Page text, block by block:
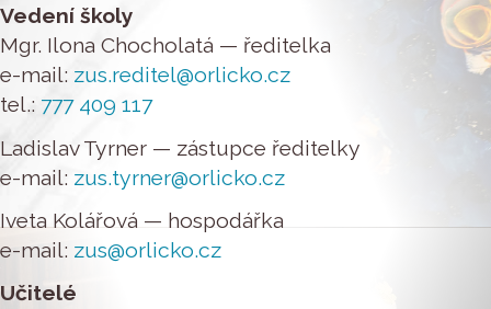
Vedení školy
Mgr. Ilona Chocholatá — ředitelka
e-mail: zus.reditel@orlicko.cz
tel.: 777 409 117
Ladislav Tyrner — zástupce ředitelky
e-mail: zus.tyrner@orlicko.cz
Iveta Kolářová — hospodářka
e-mail: zus@orlicko.cz
Učitelé